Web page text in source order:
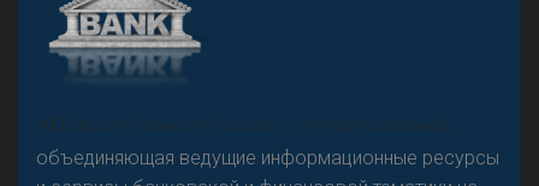
«Н
овости Банков России» – группа компаний,
объединяющая ведущие информационные ресурсы